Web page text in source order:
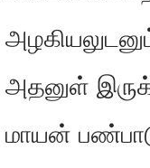
அதனுள்
மாயன்